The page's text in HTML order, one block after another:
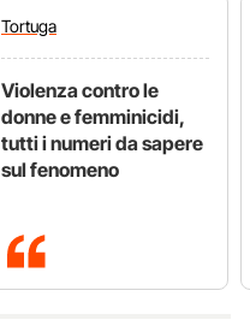
Tortuga
Violenza contro le
donne e femminicidi,
tutti i numeri da sapere
sul fenomeno